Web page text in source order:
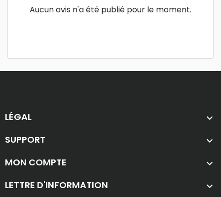
Aucun avis n'a été publié pour le moment.
LÉGAL 
SUPPORT 
MON COMPTE 
LETTRE D'INFORMATION 